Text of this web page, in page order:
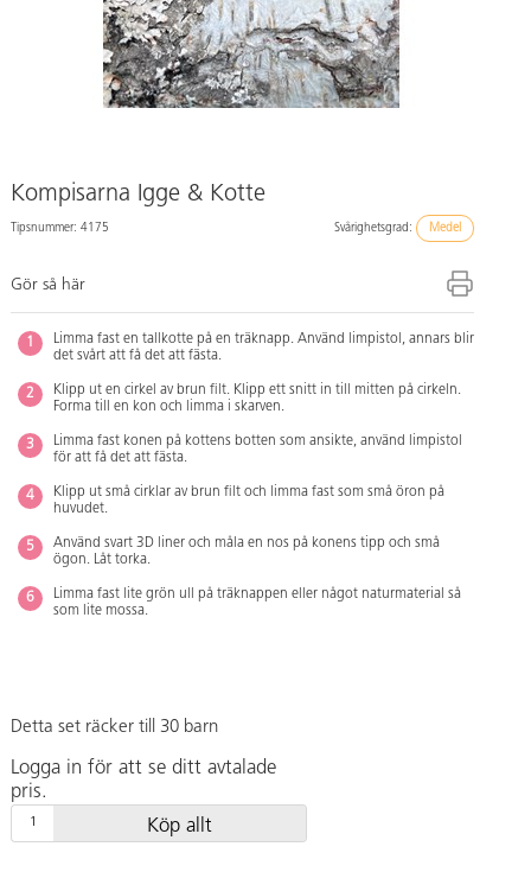
Kompisarna Igge & Kotte
Tipsnummer: 4175 Svårighetsgrad: Medel
Gör så här
Limma fast en tallkotte på en träknapp. Använd limpistol, annars blir
det svårt att få det att fästa.
Klipp ut en cirkel av brun filt. Klipp ett snitt in till mitten på cirkeln.
Forma till en kon och limma i skarven.
Limma fast konen på kottens botten som ansikte, använd limpistol
för att få det att fästa.
Klipp ut små cirklar av brun filt och limma fast som små öron på
huvudet.
Använd svart 3D liner och måla en nos på konens tipp och små
ögon. Låt torka.
Limma fast lite grön ull på träknappen eller något naturmaterial så
som lite mossa.
Detta set räcker till 30 barn
Logga in för att se ditt avtalade
pris.
Köp allt